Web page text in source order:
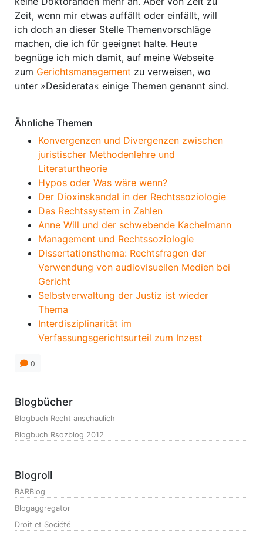
Zeit, wenn mir etwas auffällt oder einfällt, will
ich doch an dieser Stelle Themenvorschläge
machen, die ich für geeignet halte. Heute
begnüge ich mich damit, auf meine Webseite
zum Gerichtsmanagement zu verweisen, wo
unter »Desiderata« einige Themen genannt sind.
Ähnliche Themen
Konvergenzen und Divergenzen zwischen
juristischer Methodenlehre und
Literaturtheorie
Hypos oder Was wäre wenn?
Der Dioxinskandal in der Rechtssoziologie
Das Rechtssystem in Zahlen
Anne Will und der schwebende Kachelmann
Management und Rechtssoziologie
Dissertationsthema: Rechtsfragen der
Verwendung von audiovisuellen Medien bei
Gericht
Selbstverwaltung der Justiz ist wieder
Thema
Interdisziplinarität im
Verfassungsgerichtsurteil zum Inzest
0
Blogbücher
Blogbuch Recht anschaulich
Blogbuch Rsozblog 2012
Blogroll
BARBlog
Blogaggregator
Droit et Société